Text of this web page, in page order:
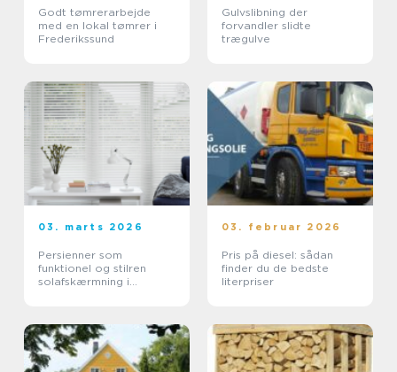
Godt tømrerarbejde
med en lokal tømrer i
Frederikssund
Gulvslibning der
forvandler slidte
trægulve
03. marts 2026
Persienner som
funktionel og stilren
solafskærmning i
03. februar 2026
Pris på diesel: sådan
finder du de bedste
literpriser